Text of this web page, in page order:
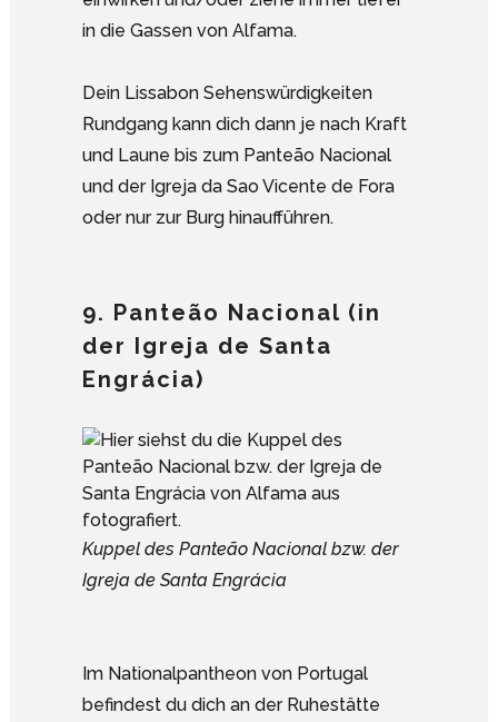
in die Gassen von Alfama.
Dein Lissabon Sehenswürdigkeiten
Rundgang kann dich dann je nach Kraft
und Laune bis zum Panteão Nacional
und der Igreja da Sao Vicente de Fora
oder nur zur Burg hinaufführen.
9. Panteão Nacional (in
der Igreja de Santa
Engrácia)
Kuppel des Panteão Nacional bzw. der
Igreja de Santa Engrácia
Im Nationalpantheon von Portugal
befindest du dich an der Ruhestätte